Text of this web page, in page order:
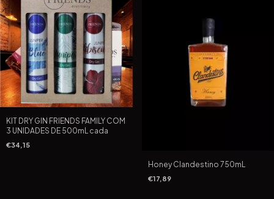
KIT DRY GIN FRIENDS FAMILY COM
3 UNIDADES DE 500mL cada
€34,15
Honey Clandestino 750mL
€17,89